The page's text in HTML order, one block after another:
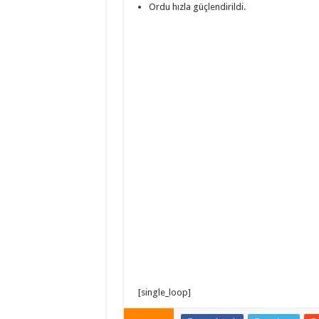
Ordu hızla güçlendirildi.
[single_loop]